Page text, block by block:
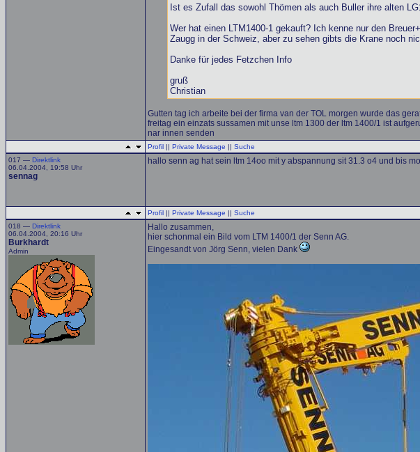
Ist es Zufall das sowohl Thömen als auch Buller ihre alten
Wer hat einen LTM1400-1 gekauft? Ich kenne nur den
Zaugg in der Schweiz, aber zu sehen gibts die Krane noch
Danke für jedes Fetzchen Info
gruß
Christian
Gutten tag ich arbeite bei der firma van der TOL morgen wurde das
freitag ein einzats sussamen mit unse ltm 1300 der ltm 1400/1 ist
nar innen senden
Profil || Private Message || Suche
017 — Direktlink
06.04.2004, 19:58 Uhr
sennag
hallo senn ag hat sein ltm 14oo mit y abspannung sit 31.3 o4 und bis
Profil || Private Message || Suche
018 — Direktlink
06.04.2004, 20:16 Uhr
Burkhardt
Admin
Hallo zusammen,
hier schonmal ein Bild vom LTM 1400/1 der Senn AG.
Eingesandt von Jörg Senn, vielen Dank